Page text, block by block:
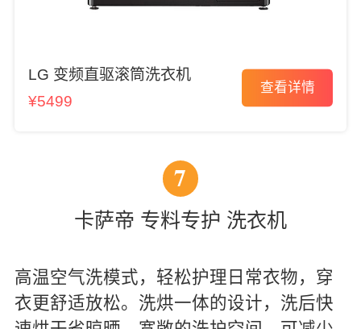
LG 变频直驱滚筒洗衣机
¥5499
查看详情
7
卡萨帝 专料专护 洗衣机
高温空气洗模式，轻松护理日常衣物，穿
衣更舒适放松。洗烘一体的设计，洗后快